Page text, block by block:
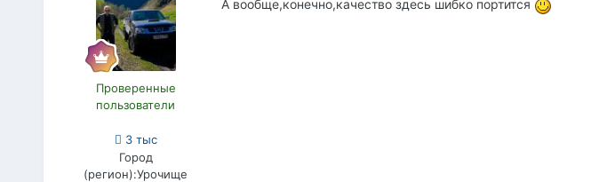
Проверенные
пользователи
3 тыс
Город
(регион):Урочище
А вообще,конечно,качество здесь шибко портится